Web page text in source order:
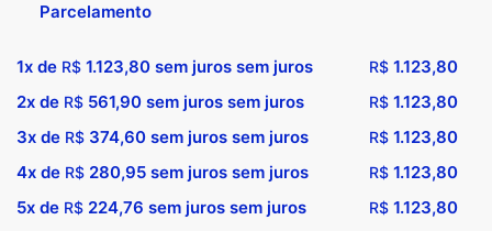
Parcelamento
1x de R$ 1.123,80 sem juros sem juros R$ 1.123,80
2x de R$ 561,90 sem juros sem juros R$ 1.123,80
3x de R$ 374,60 sem juros sem juros R$ 1.123,80
4x de R$ 280,95 sem juros sem juros R$ 1.123,80
5x de R$ 224,76 sem juros sem juros R$ 1.123,80